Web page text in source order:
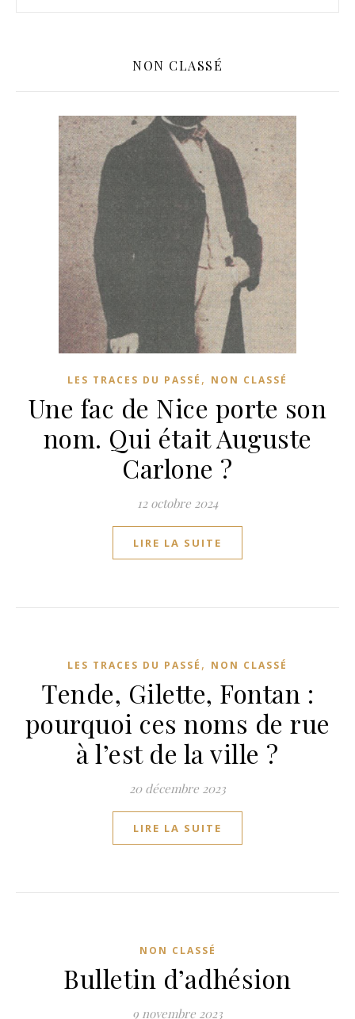
NON CLASSÉ
LES TRACES DU PASSÉ , NON CLASSÉ
Une fac de Nice porte son
nom. Qui était Auguste
Carlone ?
12 octobre 2024
LIRE LA SUITE
LES TRACES DU PASSÉ , NON CLASSÉ
Tende, Gilette, Fontan :
pourquoi ces noms de rue
à l’est de la ville ?
20 décembre 2023
LIRE LA SUITE
NON CLASSÉ
Bulletin d’adhésion
9 novembre 2023